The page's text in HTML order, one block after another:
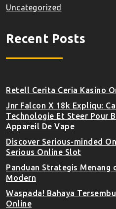
Uncategorized
Recent Posts
Retell Cerita Ceria Kasino
Jnr Falcon X 18k Expliqu:
Technologie Et Steer Pour
Appareil De Vape
Discover Serious-minded
Serious Online Slot
Panduan Strategis Menang
Modern
Waspada! Bahaya
Online